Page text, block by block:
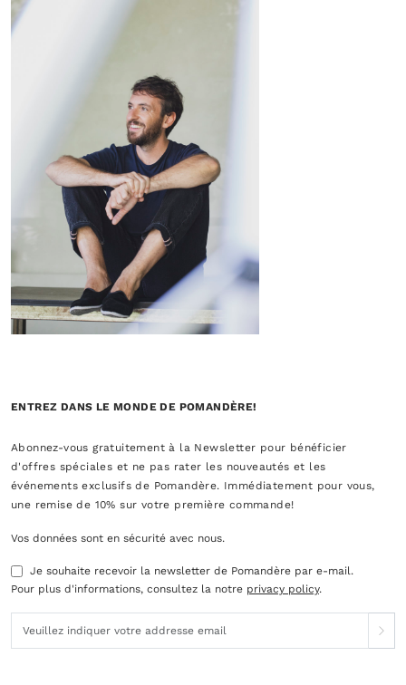
ENTREZ DANS LE MONDE DE POMANDÈRE!
Abonnez-vous gratuitement à la Newsletter pour bénéficier
d'offres spéciales et ne pas rater les nouveautés et les
événements exclusifs de Pomandère. Immédiatement pour vous,
une remise de 10% sur votre première commande!
Vos données sont en sécurité avec nous.
Je souhaite recevoir la newsletter de Pomandère par e-mail.
Pour plus d'informations, consultez la notre privacy policy.